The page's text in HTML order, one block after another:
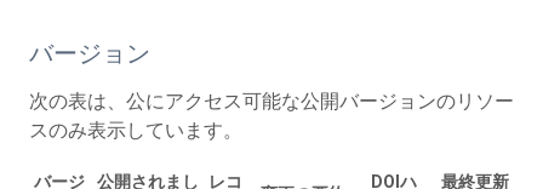
バージョン
次の表は、公にアクセス可能な公開バージョンのリソー
スのみ表示しています。
バージ
公開されまし
レコ
DOIハ
最終更新